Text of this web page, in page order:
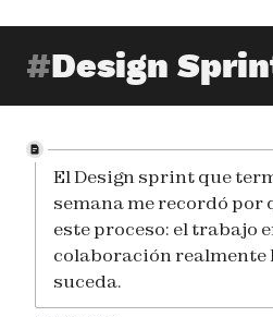
Design
El Design sprint que
semana me recordó por
este proceso: el trabajo
colaboración realmente
suceda.